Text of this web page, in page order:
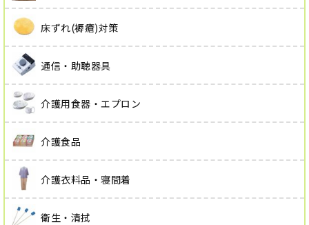
床ずれ(褥瘡)対策
通信・助聴器具
介護用食器・エプロン
介護食品
介護衣料品・寝間着
衛生・清拭